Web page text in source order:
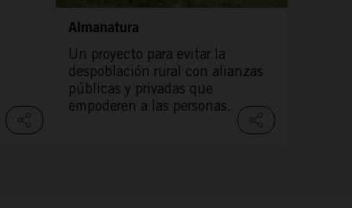
Almanatura
Un proyecto para evitar la
despoblación rural con alianzas
públicas y privadas que
empoderen a las personas.